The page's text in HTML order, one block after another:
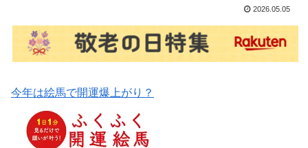
2026.05.05
今年は絵馬で開運爆上がり？